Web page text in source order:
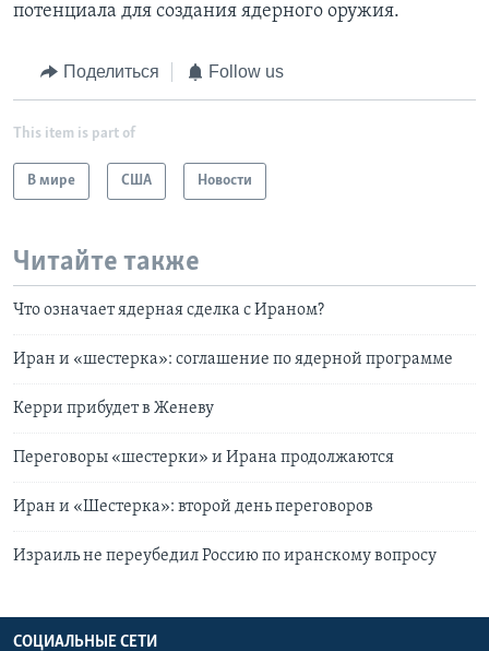
потенциала для создания ядерного оружия.
Поделиться Follow us
This item is part of
В мире США Новости
Читайте также
Что означает ядерная сделка с Ираном?
Иран и «шестерка»: соглашение по ядерной программе
Керри прибудет в Женеву
Переговоры «шестерки» и Ирана продолжаются
Иран и «Шестерка»: второй день переговоров
Израиль не переубедил Россию по иранскому вопросу
СОЦИАЛЬНЫЕ СЕТИ